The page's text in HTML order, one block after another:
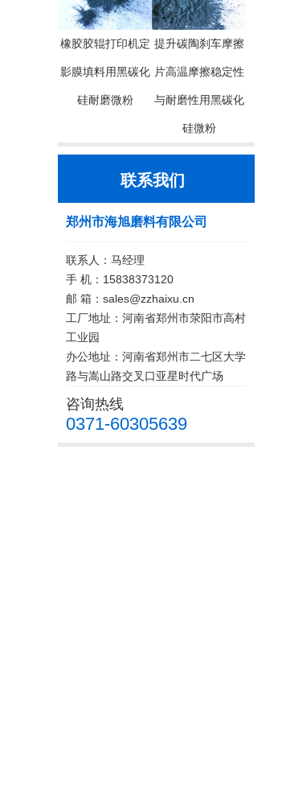
橡胶胶辊打印机定
影膜填料用黑碳化
硅耐磨微粉
提升碳陶刹车摩擦
片高温摩擦稳定性
与耐磨性用黑碳化
硅微粉
联系我们
郑州市海旭磨料有限公司
联系人：马经理
手 机：15838373120
邮 箱：sales@zzhaixu.cn
工厂地址：河南省郑州市荥阳市高村
工业园
办公地址：河南省郑州市二七区大学
路与嵩山路交叉口亚星时代广场
咨询热线
0371-60305639